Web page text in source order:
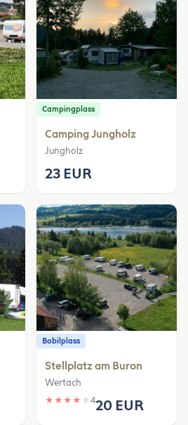
Campingplass
Camping Jungholz
Jungholz
23 EUR
Bobilplass
Stellplatz am Buron
Wertach
★ ★ ★ ★ ★ 420 EUR